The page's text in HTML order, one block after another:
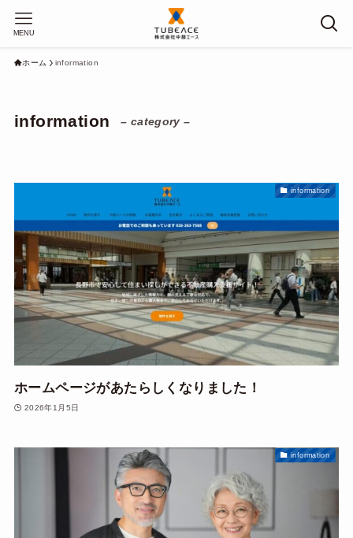
MENU
ホーム information
information – category –
information
ホームページがあたらしくなりました！
2026年1月5日
information